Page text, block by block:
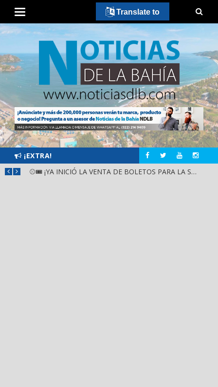
¡EXTRA!
⚾🎟️ ¡YA INICIÓ LA VENTA DE BOLETOS PARA LA SERIE DEL CARIBE KIDS NAYARIT 2026!
Translate to